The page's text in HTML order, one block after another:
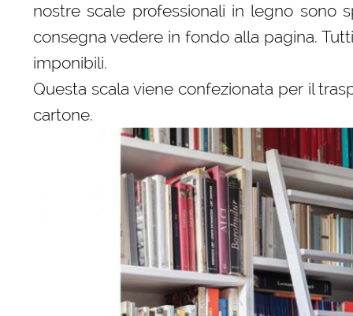
nostre scale professionali in legno sono
consegna vedere in fondo alla pagina.
imponibili.
Questa scala viene confezionata per il
cartone.